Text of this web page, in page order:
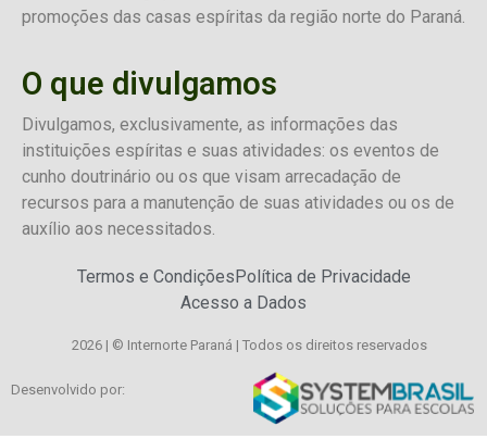
promoções das casas espíritas da região norte do Paraná.
O que divulgamos
Divulgamos, exclusivamente, as informações das
instituições espíritas e suas atividades: os eventos de
cunho doutrinário ou os que visam arrecadação de
recursos para a manutenção de suas atividades ou os de
auxílio aos necessitados.
Termos e Condições Política de Privacidade
Acesso a Dados
2026 | © Internorte Paraná | Todos os direitos reservados
Desenvolvido por: